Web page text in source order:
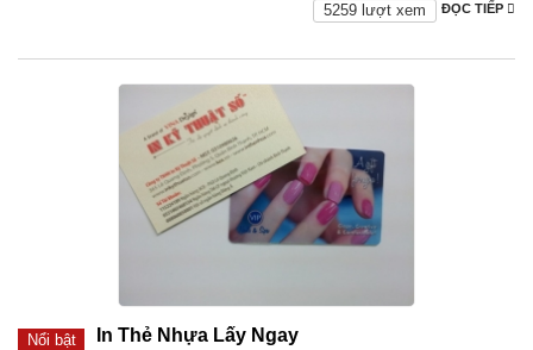
ĐỌC TIẾP
5259 lượt xem
Nổi bật In Thẻ Nhựa Lấy Ngay